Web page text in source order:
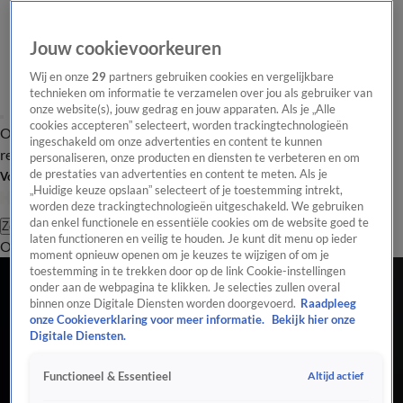
Overzicht Laatste nieuws Regionieuws Het beste van Hart
Tip de
redactie
Volg Hart van Nederland
Zoeken
OverzichtRegioUitzendingenWeerTip de redactiePanelVideo's
Reizen
Makkelijker door de security: houd je vloeistoffen en elektronica in je koffer
27 juni 2023, 19:42
Zomervakantie in zicht: zo pak je slim je koffer in
NS belooft 'ruimhartige compensatie' voor gedupeerden na storing
Jouw cookievoorkeuren
Wij en onze29 partners gebruiken cookies en vergelijkbare
technieken om informatie te verzamelen over jou als gebruiker van
onze website(s), jouw gedrag en jouw apparaten. Als je „Alle
cookies accepteren” selecteert, worden trackingtechnologieën
ingeschakeld om onze advertenties en content te kunnen
personaliseren, onze producten en diensten te verbeteren en om
de prestaties van advertenties en content te meten. Als je
„Huidige keuze opslaan” selecteert of je toestemming intrekt,
worden deze trackingtechnologieën uitgeschakeld. We gebruiken
dan enkel functionele en essentiële cookies om de website goed te
laten functioneren en veilig te houden. Je kunt dit menu op ieder
moment opnieuw openen om je keuzes te wijzigen of om je
toestemming in te trekken door op de link Cookie-instellingen
onder aan de webpagina te klikken. Je selecties zullen overal
binnen onze Digitale Diensten worden doorgevoerd. Raadpleeg
onze Cookieverklaring voor meer informatie.
Bekijk hier onze
Digitale Diensten.
Functioneel & Essentieel Altijd actief